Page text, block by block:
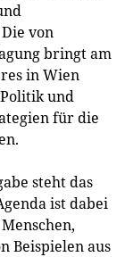
von
bringt am
in Wien
und
für die
steht das
ist dabei
Beispielen aus